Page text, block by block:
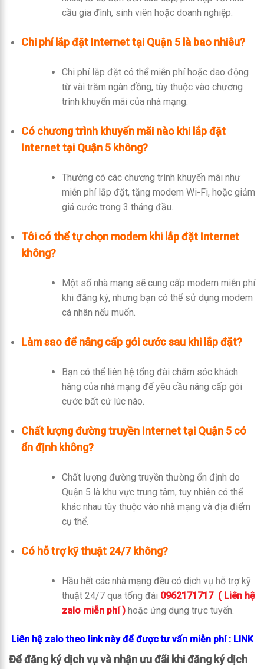
cầu gia đình, sinh viên hoặc doanh nghiệp.
Chi phí lắp đặt Internet tại Quận 5 là bao nhiêu?
Chi phí lắp đặt có thể miễn phí hoặc dao động
từ vài trăm ngàn đồng, tùy thuộc vào chương
trình khuyến mãi của nhà mạng.
Có chương trình khuyến mãi nào khi lắp đặt
Internet tại Quận 5 không?
Thường có các chương trình khuyến mãi như
miễn phí lắp đặt, tặng modem Wi-Fi, hoặc giảm
giá cước trong 3 tháng đầu.
Tôi có thể tự chọn modem khi lắp đặt Internet
không?
Một số nhà mạng sẽ cung cấp modem miễn phí
khi đăng ký, nhưng bạn có thể sử dụng modem
cá nhân nếu muốn.
Làm sao để nâng cấp gói cước sau khi lắp đặt?
Bạn có thể liên hệ tổng đài chăm sóc khách
hàng của nhà mạng để yêu cầu nâng cấp gói
cước bất cứ lúc nào.
Chất lượng đường truyền Internet tại Quận 5 có
ổn định không?
Chất lượng đường truyền thường ổn định do
Quận 5 là khu vực trung tâm, tuy nhiên có thể
khác nhau tùy thuộc vào nhà mạng và địa điểm
cụ thể.
Có hỗ trợ kỹ thuật 24/7 không?
Hầu hết các nhà mạng đều có dịch vụ hỗ trợ kỹ
thuật 24/7 qua tổng đài 0962171717 ( Liên hệ
zalo miễn phí )hoặc ứng dụng trực tuyến.
Liên hệ zalo theo link này để được tư vấn miễn phí: LINK
Để đăng ký dịch vụ và nhận ưu đãi khi đăng ký dịch